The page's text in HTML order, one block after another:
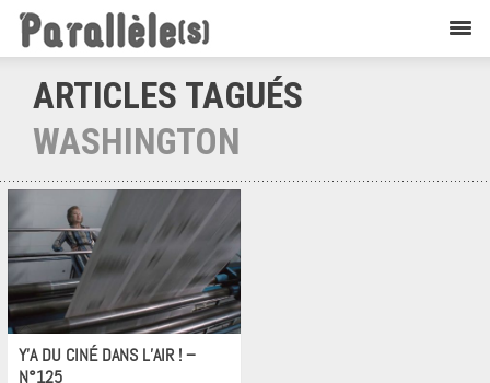
ARTICLES TAGUÉS
WASHINGTON
Cinéma
Y’A DU CINÉ DANS L’AIR ! –
N°125